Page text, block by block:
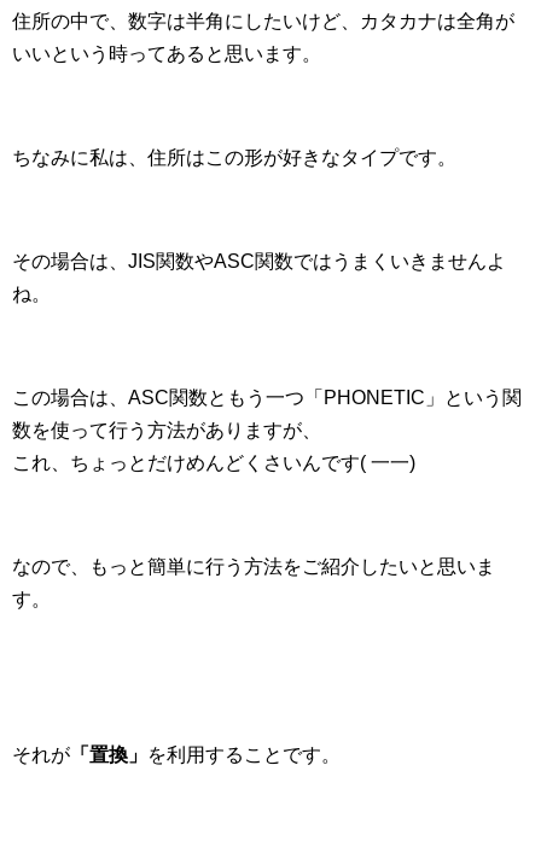
住所の中で、数字は半角にしたいけど、カタカナは全角が
いいという時ってあると思います。
ちなみに私は、住所はこの形が好きなタイプです。
その場合は、JIS関数やASC関数ではうまくいきませんよ
ね。
この場合は、ASC関数ともう一つ「PHONETIC」という関
数を使って行う方法がありますが、
これ、ちょっとだけめんどくさいんです( 一一)
なので、もっと簡単に行う方法をご紹介したいと思いま
す。
それが 「置換」 を利用することです。